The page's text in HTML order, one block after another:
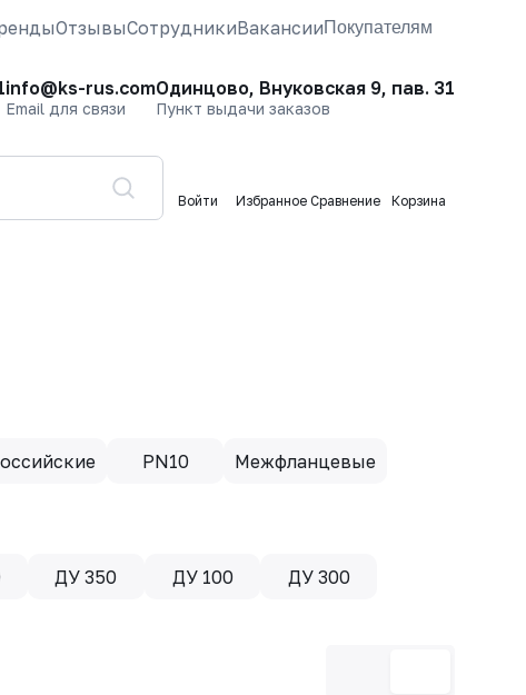
ОтзывыСотрудникиВакансииПокупателям
info@ks-rus.com
Email для связи
Одинцово, Внуковская 9, пав. 31
Пункт выдачи заказов
Войти Избранное Сравнение Корзина
PN10 Межфланцевые
ДУ 350 ДУ 100 ДУ 300